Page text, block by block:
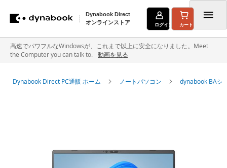
Dynabook Direct
オンラインストア
ログイン カート
高速でパワフルなWindowsが、これまで以上に安全になりました。Meet
the Computer you can talk to.
動画を見る
Dynabook Direct PC通販 ホーム ノートパソコン dynabook BAシ